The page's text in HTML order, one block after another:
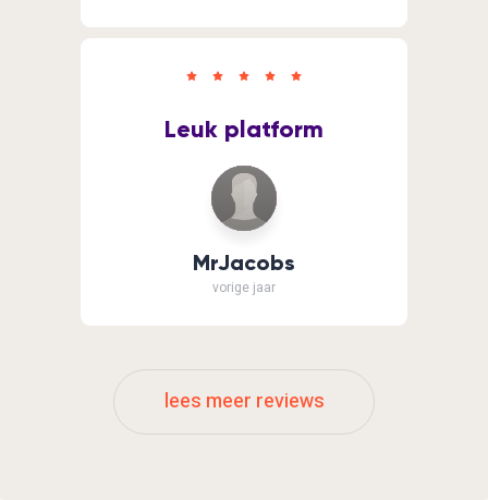
MrJacobs
vorige jaar
Leuk platform
lees meer reviews